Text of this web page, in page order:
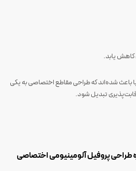
یابد.
باعث شده‌اند که طراحی مقاطع اختصاصی به یکی
تبدیل شود.
طراحی پروفیل آلومینیومی اختصاصی